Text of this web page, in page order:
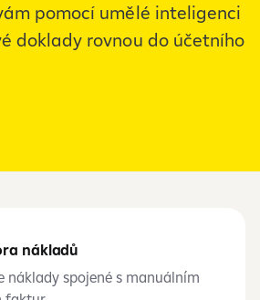
pomocí umělé inteligenci
doklady rovnou do účetního
nákladů
náklady spojené s manuálním